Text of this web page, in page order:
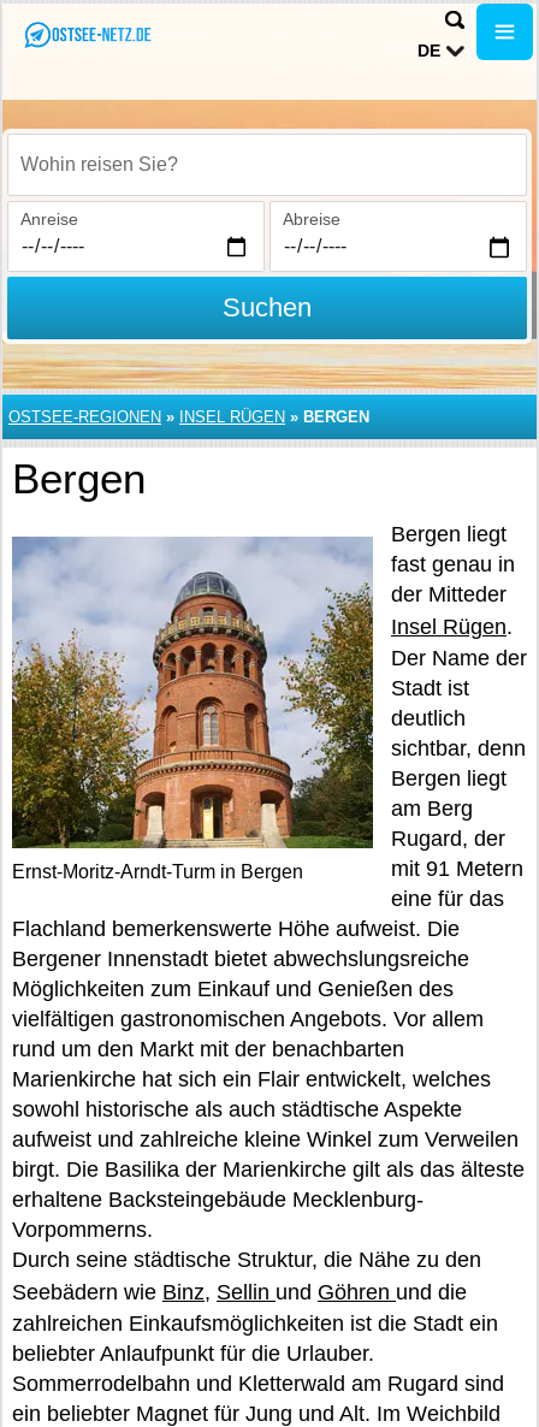
DE
Wohin reisen Sie?
Anreise Abreise
Suchen
OSTSEE-REGIONEN » INSEL RÜGEN » BERGEN
Bergen
Ernst-Moritz-Arndt-Turm in Bergen
Bergen liegt
fast genau in
der Mitteder
Insel Rügen.
Der Name der
Stadt ist
deutlich
sichtbar, denn
Bergen liegt
am Berg
Rugard, der
mit 91 Metern
eine für das
Flachland bemerkenswerte Höhe aufweist. Die
Bergener Innenstadt bietet abwechslungsreiche
Möglichkeiten zum Einkauf und Genießen des
vielfältigen gastronomischen Angebots. Vor allem
rund um den Markt mit der benachbarten
Marienkirche hat sich ein Flair entwickelt, welches
sowohl historische als auch städtische Aspekte
aufweist und zahlreiche kleine Winkel zum Verweilen
birgt. Die Basilika der Marienkirche gilt als das älteste
erhaltene Backsteingebäude Mecklenburg-
Vorpommerns.
Durch seine städtische Struktur, die Nähe zu den
Seebädern wie Binz, Sellin und Göhren und die
zahlreichen Einkaufsmöglichkeiten ist die Stadt ein
beliebter Anlaufpunkt für die Urlauber.
Sommerrodelbahn und Kletterwald am Rugard sind
ein beliebter Magnet für Jung und Alt. Im Weichbild